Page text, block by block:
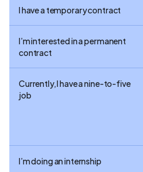
I have a temporary contract
I’m interested in a permanent
contract
Currently, I have a nine-to-five
job
I’m doing an internship